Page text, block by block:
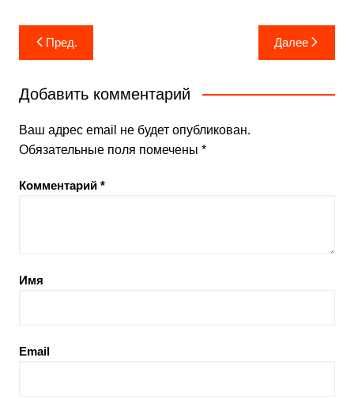
Навигация
по
записям
Пред. Далее
Добавить комментарий
Ваш адрес email не будет опубликован.
Обязательные поля помечены *
Комментарий *
Имя
Email